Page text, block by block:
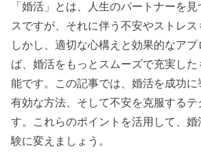
「婚活」とは、人生のパートナーを
スですが、それに伴う不安やストレス
しかし、適切な心構えと効果的なア
ば、婚活をもっとスムーズで充実し
能です。この記事では、婚活を成功に
有効な方法、そして不安を克服するテ
す。これらのポイントを活用して、
験に変えましょう。